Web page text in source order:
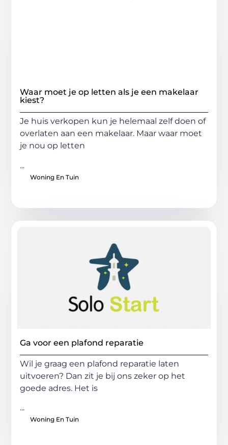
Waar moet je op letten als je een makelaar
kiest?
Je huis verkopen kun je helemaal zelf doen of
overlaten aan een makelaar. Maar waar moet
je nou op letten
...
Woning En Tuin
Ga voor een plafond reparatie
Wil je graag een plafond reparatie laten
uitvoeren? Dan zit je bij ons zeker op het
goede adres. Het is
...
Woning En Tuin